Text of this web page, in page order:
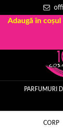
Adaugă în
PARFUMURI
CORP